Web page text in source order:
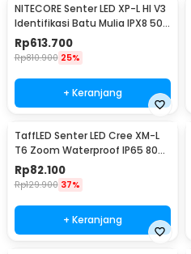
NITECORE Senter LED XP-L HI V3
Identifikasi Batu Mulia IPX8 500
Lumens - GEM8
Rp613.700
Rp810.900 25%
+ Keranjang
TaffLED Senter LED Cree XM-L
T6 Zoom Waterproof IP65 8000
Lumens - E17 COB
Rp82.100
Rp129.900 37%
+ Keranjang